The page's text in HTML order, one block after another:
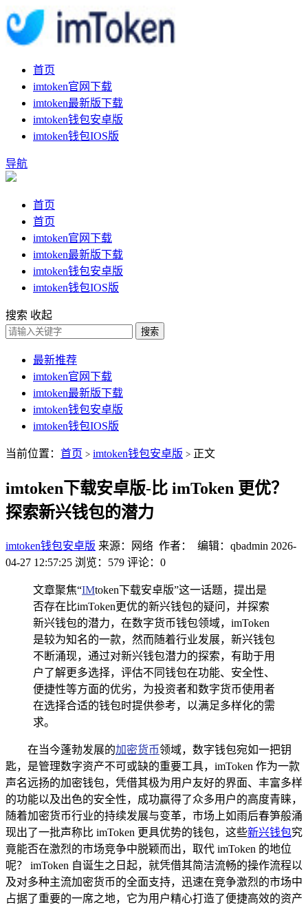
首页
imtoken官网下载
imtoken最新版下载
imtoken钱包安卓版
imtoken钱包IOS版
导航
首页
首页
imtoken官网下载
imtoken最新版下载
imtoken钱包安卓版
imtoken钱包IOS版
搜索 收起
搜索
最新推荐
imtoken官网下载
imtoken最新版下载
imtoken钱包安卓版
imtoken钱包IOS版
当前位置： 首页 > imtoken钱包安卓版 > 正文
imtoken下载安卓版-比 imToken 更优？
探索新兴钱包的潜力
imtoken钱包安卓版 来源：网络 作者： 编辑：qbadmin 2026-
04-27 12:57:25 浏览：579 评论：0
文章聚焦“IMtoken下载安卓版”这一话题，提出是
否存在比imToken更优的新兴钱包的疑问，并探索
新兴钱包的潜力，在数字货币钱包领域，imToken
是较为知名的一款，然而随着行业发展，新兴钱包
不断涌现，通过对新兴钱包潜力的探索，有助于用
户了解更多选择，评估不同钱包在功能、安全性、
便捷性等方面的优劣，为投资者和数字货币使用者
在选择合适的钱包时提供参考，以满足多样化的需
求。
在当今蓬勃发展的加密货币领域，数字钱包宛如一把钥
匙，是管理数字资产不可或缺的重要工具，imToken 作为一款
声名远扬的加密钱包，凭借其极为用户友好的界面、丰富多样
的功能以及出色的安全性，成功赢得了众多用户的高度青睐，
随着加密货币行业的持续发展与变革，市场上如雨后春笋般涌
现出了一批声称比 imToken 更具优势的钱包，这些新兴钱包究
竟能否在激烈的市场竞争中脱颖而出，取代 imToken 的地位
呢？ imToken 自诞生之日起，就凭借其简洁流畅的操作流程以
及对多种主流加密货币的全面支持，迅速在竞争激烈的市场中
占据了重要的一席之地，它为用户精心打造了便捷高效的资产